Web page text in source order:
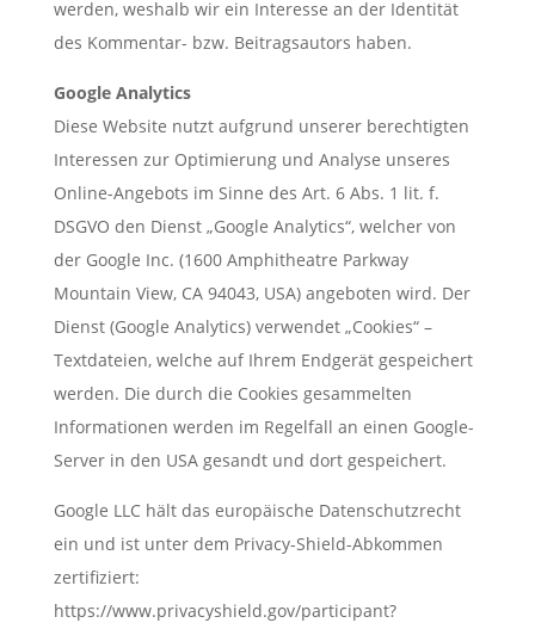
werden, weshalb wir ein Interesse an der Identität
des Kommentar- bzw. Beitragsautors haben.
Google Analytics
Diese Website nutzt aufgrund unserer berechtigten
Interessen zur Optimierung und Analyse unseres
Online-Angebots im Sinne des Art. 6 Abs. 1 lit. f.
DSGVO den Dienst „Google Analytics“, welcher von
der Google Inc. (1600 Amphitheatre Parkway
Mountain View, CA 94043, USA) angeboten wird. Der
Dienst (Google Analytics) verwendet „Cookies“ –
Textdateien, welche auf Ihrem Endgerät gespeichert
werden. Die durch die Cookies gesammelten
Informationen werden im Regelfall an einen Google-
Server in den USA gesandt und dort gespeichert.
Google LLC hält das europäische Datenschutzrecht
ein und ist unter dem Privacy-Shield-Abkommen
zertifiziert:
https://www.privacyshield.gov/participant?